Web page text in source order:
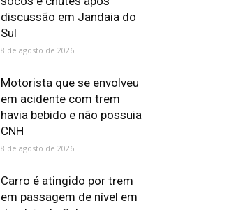
discussão em Jandaia do
Sul
8 de agosto de 2026
Motorista que se envolveu
em acidente com trem
havia bebido e não possuia
CNH
8 de agosto de 2026
Carro é atingido por trem
em passagem de nível em